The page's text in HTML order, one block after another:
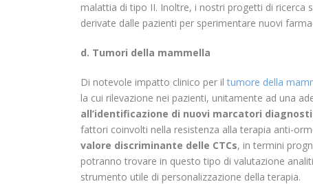
malattia di tipo II. Inoltre, i nostri progetti di ricerca
derivate dalle pazienti per sperimentare nuovi
d. Tumori della mammella
Di notevole impatto clinico per iltumore della
la cui rilevazione nei pazienti, unitamente ad una
all’identificazione di nuovi marcatori
fattori coinvolti nella resistenza alla terapia anti-
valore discriminante delle CTCs, in termini
potranno trovare in questo tipo di valutazione
strumento utile di personalizzazione della terapia.